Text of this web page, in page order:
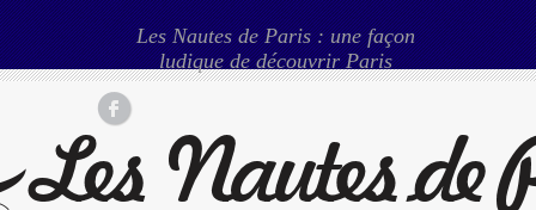
Les Nautes de Paris : une façon
ludique de découvrir Paris